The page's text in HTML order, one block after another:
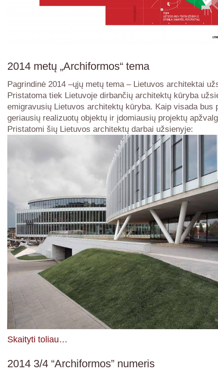
2014 metų „Archiformos“ tema
Pagrindinė 2014 –ųjų metų tema – Lietuvos architektai
Pristatoma tiek Lietuvoje dirbančių architektų kūryba
emigravusių Lietuvos architektų kūryba. Kaip visada bus
geriausių realizuotų objektų ir įdomiausių projektų
Pristatomi šių Lietuvos architektų darbai užsienyje:
Skaityti toliau…
2014 3/4 “Archiformos” numeris